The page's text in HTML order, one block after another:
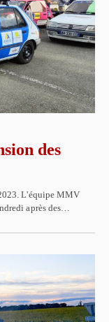
des
L'équipe MMV
après des…